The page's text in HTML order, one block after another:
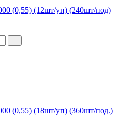
(0,55) (12шт/уп) (240шт/под)
(0,55) (18шт/уп) (360шт/под.)